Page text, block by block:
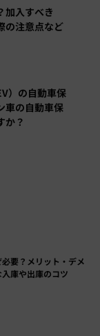
加入すべき
の注意点など
）の自動車保
車の自動車保
か？
必要？メリット・デメ
庫や出庫のコツ